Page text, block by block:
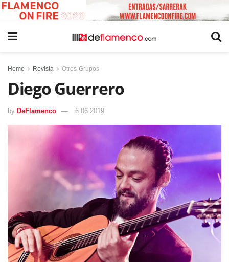
Home Revista Otros-Grupos
Diego Guerrero
by DeFlamenco 6 06 2019